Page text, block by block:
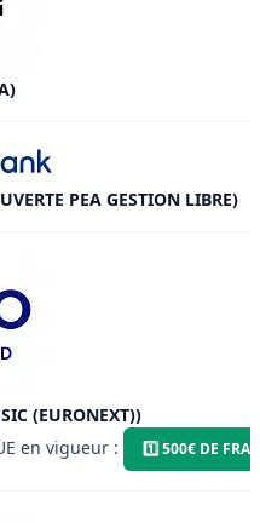
PEA GESTION LIBRE)
(EURONEXT))
en vigueur :
1️⃣ 500€ DE